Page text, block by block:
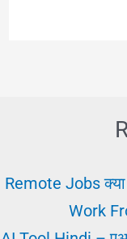
के
Remote Jobs
Work